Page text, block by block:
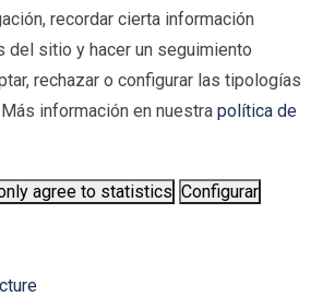
recordar cierta información
del sitio y hacer un seguimiento
rechazar o configurar las tipologías
información en nuestra política de
agree to statistics Configurar